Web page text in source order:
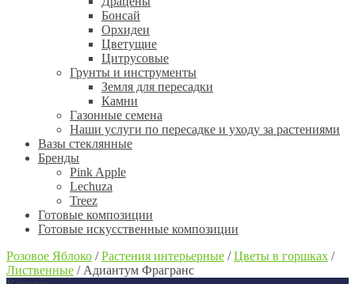
Бонсай
Орхидеи
Цветущие
Цитрусовые
Грунты и инструменты
Земля для пересадки
Камни
Газонные семена
Наши услуги по пересадке и уходу за растениями
Вазы стеклянные
Бренды
Pink Apple
Lechuza
Treez
Готовые композиции
Готовые искусственные композиции
Розовое Яблоко /Растения интерьерные /Цветы в горшках /
Лиственные / Адиантум Фрагранс